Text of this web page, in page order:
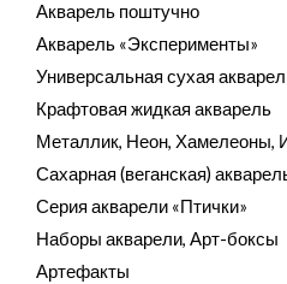
Акварель поштучно
Акварель «Эксперименты»
Универсальная сухая
Крафтовая жидкая акварель
Металлик, Неон, Хамелеоны,
Сахарная (веганская)
Серия акварели «Птички»
Наборы акварели, Арт-боксы
Артефакты